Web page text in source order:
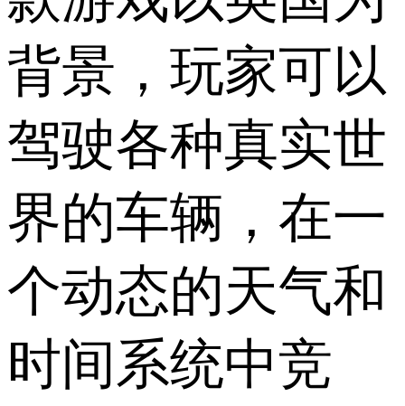
背景，玩家可以
驾驶各种真实世
界的车辆，在一
个动态的天气和
时间系统中竞